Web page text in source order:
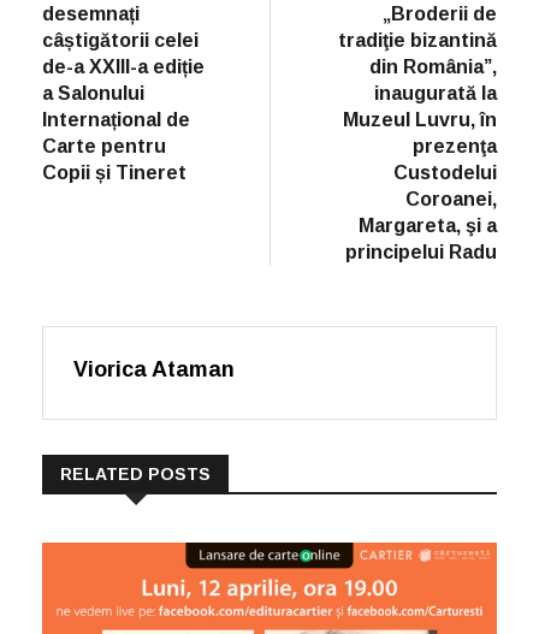
desemnați
câștigătorii celei
de-a XXIII-a ediție
a Salonului
Internațional de
Carte pentru
Copii și Tineret
„Broderii de
tradiţie bizantină
din România”,
inaugurată la
Muzeul Luvru, în
prezenţa
Custodelui
Coroanei,
Margareta, şi a
principelui Radu
Viorica Ataman
RELATED POSTS